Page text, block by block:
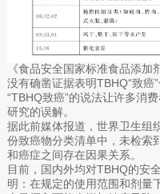
《食品安全国家标准食品添
没有确凿证据表明TBHQ“致癌
“TBHQ致癌”的说法让许多消
研究的误解。
据此前媒体报道，世界卫生组
份致癌物分类清单中，未检索
和癌症之间存在因果关系。
目前，国内外均对TBHQ的安
明：在规定的使用范围和剂量